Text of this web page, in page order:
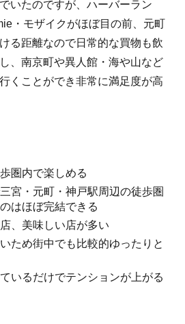
いたのですが、ハーバーラン
・モザイクがほぼ目の前、元町
る距離なので日常的な買物も飲
、南京町や異人館・海や山など
くことができ非常に満足度が高
圏内で楽しめる
宮・元町・神戸駅周辺の徒歩圏
はほぼ完結できる
、美味しい店が多い
ため街中でも比較的ゆったりと
いるだけでテンションが上がる